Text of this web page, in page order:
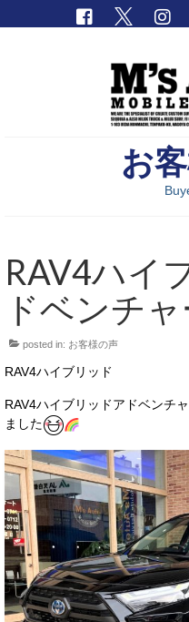
取扱車種一覧
M’sCollectionパーツ
エムズオート
M’sCollection
サービス・保証
買取のご案内
店舗情報
店舗情報
会社概要
トップメッセージ
お
RAV4ハイ
ドベンチ
posted in: お客様の声
RAV4ハイブリッド
RAV4ハイブリッドアドベンチ
ました